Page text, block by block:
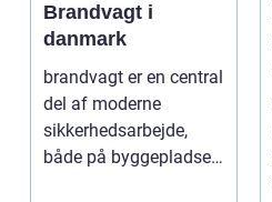
Brandvagt i
danmark
brandvagt er en central
del af moderne
sikkerhedsarbejde,
både på byggepladser,